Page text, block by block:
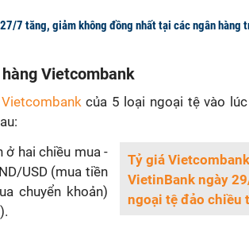
7 tăng, giảm không đồng nhất tại các ngân hàng
Vietcombank
của 5 loại ngoại tệ vào
Tỷ giá
VietinBank ngày
ngoại tệ đảo chiều
hai chiều mua -
USD (mua tiền
chuyển khoản)